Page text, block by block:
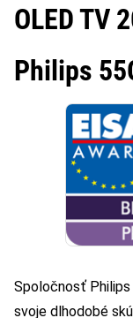
OLED TV
Philips
Spoločnosť
svoje dlhodobé